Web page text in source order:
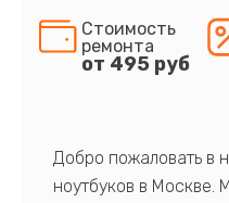
Стоимость
ремонта
от 495 руб
Добро пожаловать в
ноутбуков в Москве.